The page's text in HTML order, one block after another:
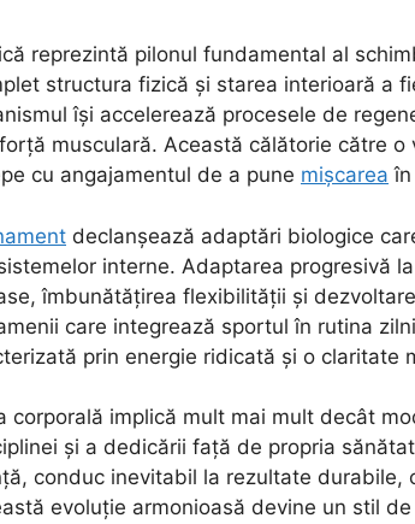
reprezintă pilonul fundamental al
structura fizică și starea interioară a
își accelerează procesele de
musculară. Această călătorie către o
cu angajamentul de a pune mișcarea în
declanșează adaptări biologice
interne. Adaptarea progresivă la
îmbunătățirea flexibilității și
care integrează sportul în rutina
prin energie ridicată și o claritate
corporală implică mult mai mult decât
și a dedicării față de propria
conduc inevitabil la rezultate durabile,
evoluție armonioasă devine un stil